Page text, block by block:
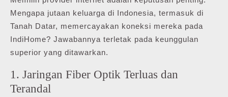
Mengapa jutaan keluarga di Indonesia, termasuk di
Tanah Datar, memercayakan koneksi mereka pada
IndiHome? Jawabannya terletak pada keunggulan
superior yang ditawarkan.
1. Jaringan Fiber Optik Terluas dan
Terandal